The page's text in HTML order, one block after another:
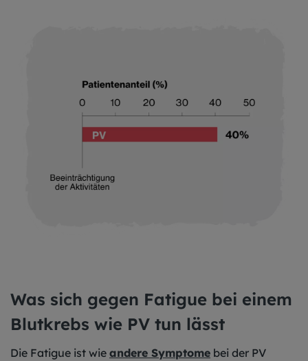
Was sich gegen Fatigue bei einem
Blutkrebs wie PV tun lässt
Die Fatigue ist wie andere Symptome bei der PV